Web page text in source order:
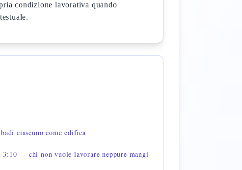
condizione lavorativa quando
ciascuno come edifica
— chi non vuole lavorare neppure mangi